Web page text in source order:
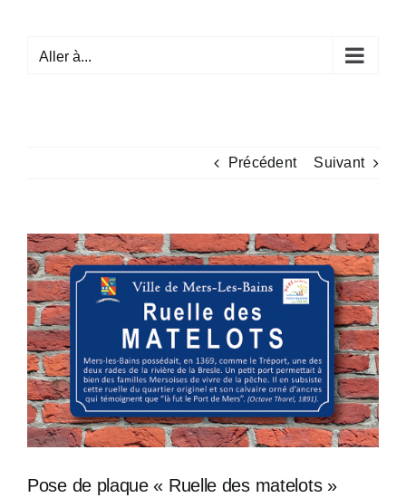
contenuAller à...
Précédent Suivant
Voir
l'image
agrandie
Pose de plaque « Ruelle des matelots »